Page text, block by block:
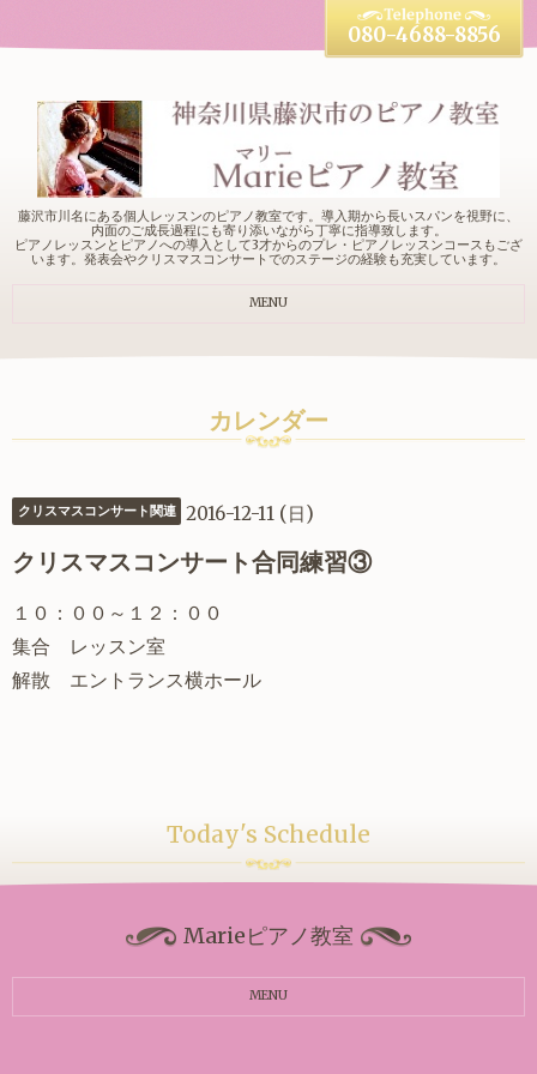
藤沢市川名にある個人レッスンのピアノ教室です。導入期から長いスパンを視野に、
内面のご成長過程にも寄り添いながら丁寧に指導致します。
ピアノレッスンとピアノへの導入として3才からのプレ・ピアノレッスンコースもござ
います。発表会やクリスマスコンサートでのステージの経験も充実しています。
080-4688-8856
MENU
カレンダー
クリスマスコンサート関連 2016-12-11 (日)
クリスマスコンサート合同練習③
１０：００～１２：００
集合 レッスン室
解散 エントランス横ホール
Today's Schedule
Marieピアノ教室
MENU